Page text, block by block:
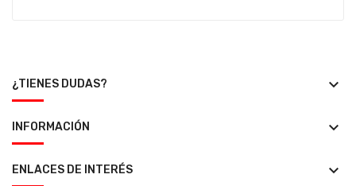
¿TIENES DUDAS? keyboard_arrow_down
INFORMACIÓN keyboard_arrow_down
ENLACES DE INTERÉS keyboard_arrow_down